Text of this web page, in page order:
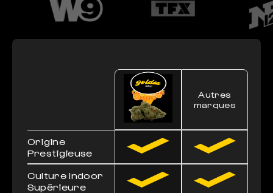
Autres
marques
Origine
Prestigieuse
Culture Indoor
Supérieure